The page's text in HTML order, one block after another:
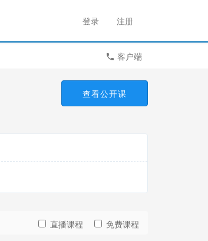
登录 注册
客户端
查看公开课
直播课程 免费课程